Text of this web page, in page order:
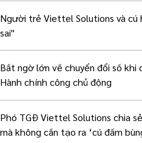
Người trẻ Viettel Solutions và cú
sai"
Bất ngờ lớn về chuyển đổi số khi
Hành chính công chủ động
Phó TGĐ Viettel Solutions chia
mà không cần tạo ra ‘cú đấm